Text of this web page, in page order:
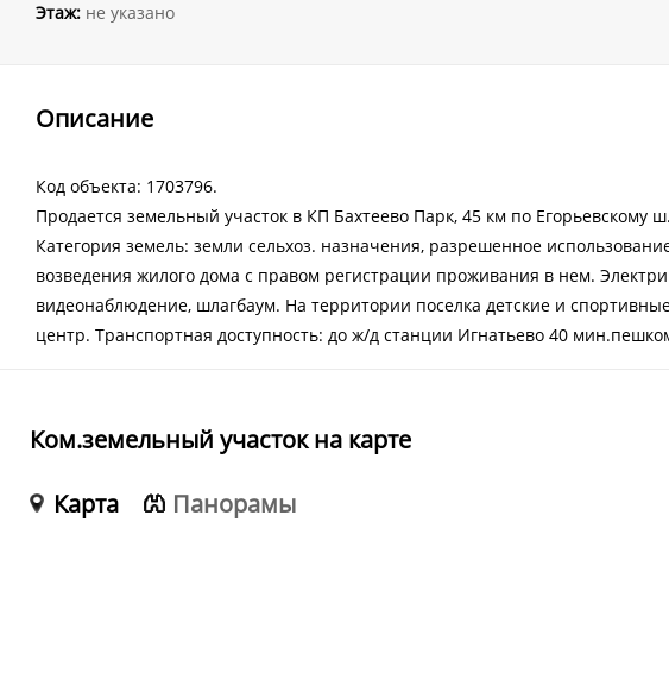
Этаж: не указано
Описание
Код объекта: 1703796.
Продается земельный участок в КП Бахтеево Парк, 45 км по
Категория земель: земли сельхоз. назначения, разрешенное
возведения жилого дома с правом регистрации проживания в нем.
видеонаблюдение, шлагбаум. На территории поселка детские и
центр. Транспортная доступность: до ж/д станции Игнатьево 40
Ком.земельный участок на карте
Карта
Панорамы